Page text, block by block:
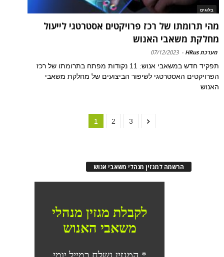
בלוגים
מהי תרומתו של רכז פרויקטים אסטרטגי לייעול
מחלקת משאבי האנוש
מערכת HRus -
07/12/2023
תפקיד חדש במשאבי אנוש: 11 נקודות מפתח בתרומתו של רכז
הפרויקטים האסטרטגי לשיפור הביצועים של מחלקת משאבי
האנוש
1 2 3
הרשמה למגזין מנהלי משאבי אנוש